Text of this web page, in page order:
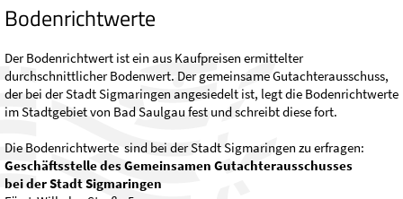
Bodenrichtwerte
Der Bodenrichtwert ist ein aus Kaufpreisen ermittelter
durchschnittlicher Bodenwert. Der gemeinsame Gutachterausschuss,
der bei der Stadt Sigmaringen angesiedelt ist, legt die Bodenrichtwerte
im Stadtgebiet von Bad Saulgau fest und schreibt diese fort.
Die Bodenrichtwerte sind bei der Stadt Sigmaringen zu erfragen:
Geschäftsstelle des Gemeinsamen Gutachterausschusses
bei der Stadt Sigmaringen